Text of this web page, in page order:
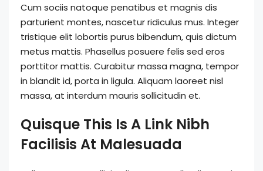
Cum sociis natoque penatibus et magnis dis
parturient montes, nascetur ridiculus mus. Integer
tristique elit lobortis purus bibendum, quis dictum
metus mattis. Phasellus posuere felis sed eros
porttitor mattis. Curabitur massa magna, tempor
in blandit id, porta in ligula. Aliquam laoreet nisl
massa, at interdum mauris sollicitudin et.
Quisque This Is A Link Nibh
Facilisis At Malesuada